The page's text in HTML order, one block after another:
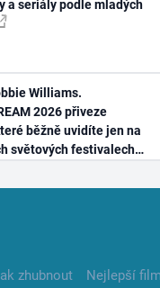
a seriály podle mladých
Williams.
2026 přiveze
běžně uvidíte jen na
světových festivalech
zhubnout Nejlepší